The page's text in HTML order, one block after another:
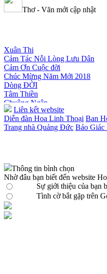
Thơ - Văn mới cập nhật
Xuân Thi
Cảm Tác Nỗi Lòng Lưu Dân
Cảm Ơn Cuộc đời
Chúc Mừng Năm Mới 2018
Dòng ĐỜI
Tâm Thiền
Chuông Ngân
Kính mừng Phật Đản
Anh không chết đâu em
Kiếp này
Liên kết website
Diễn đàn Hoa Linh Thoại Ban
Trang nhà Quảng Đức Báo Giác
Thông tin bình chọn
Nhờ đâu bạn biết đến website
Sự giới thiệu của bạn
Tình cờ bắt gặp trên